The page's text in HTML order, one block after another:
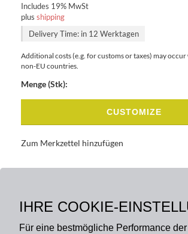
IHRE COOKIE-
Für eine bestmögliche Performance der
Includes 19% MwSt
plus shipping
Delivery Time: in 12 Werktagen
Additional costs (e.g. for customs or taxes) may
non-EU countries.
Menge (Stk):
CUSTOMIZE
Zum Merkzettel hinzufügen
BESCHREIBUNG